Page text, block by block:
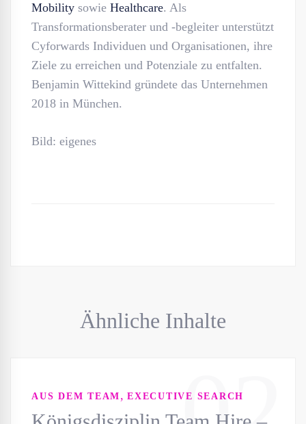
Mobility sowie Healthcare. Als
Transformationsberater und -begleiter unterstützt
Cyforwards Individuen und Organisationen, ihre
Ziele zu erreichen und Potenziale zu entfalten.
Benjamin Wittekind gründete das Unternehmen
2018 in München.
Bild: eigenes
Ähnliche Inhalte
AUS DEM TEAM , EXECUTIVE SEARCH